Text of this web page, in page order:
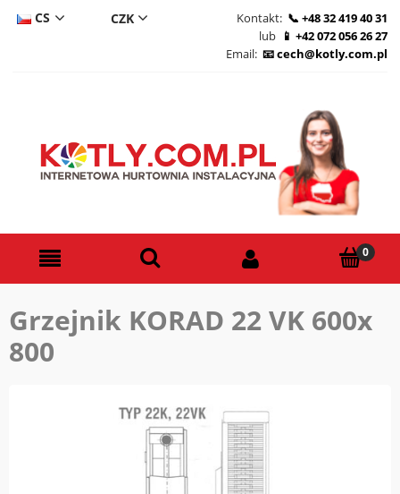
CS
Kontakt:
+48 32 419 40 31
lub
+42 072 056 26 27
Email:
cech@kotly.com.pl
Grzejnik KORAD 22 VK 600x
800